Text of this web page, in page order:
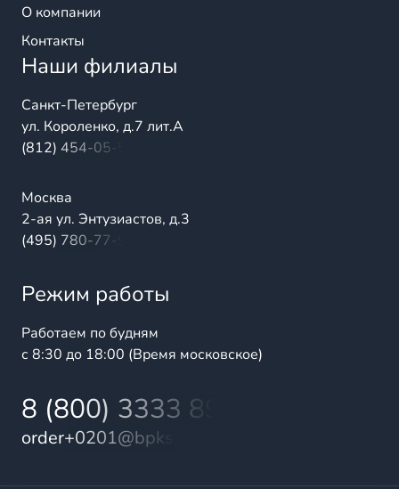
О компании
Контакты
Наши филиалы
Санкт-Петербург
ул. Короленко, д.7 лит.А
(812) 454-05-54
Москва
2-ая ул. Энтузиастов, д.3
(495) 780-77-98
Режим работы
Работаем по будням
с 8:30 до 18:00 (Время московское)
8 (800) 3333 899
order+0201@bpks.ru